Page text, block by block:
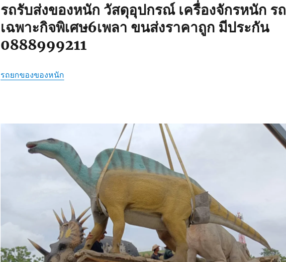
รถรับส่งของหนัก วัสดุอุปกรณ์ เครื่องจักรหนัก รถ
เฉพาะกิจพิเศษ6เพลา ขนส่งราคาถูก มีประกัน
0888999211
รถยกของของหนัก